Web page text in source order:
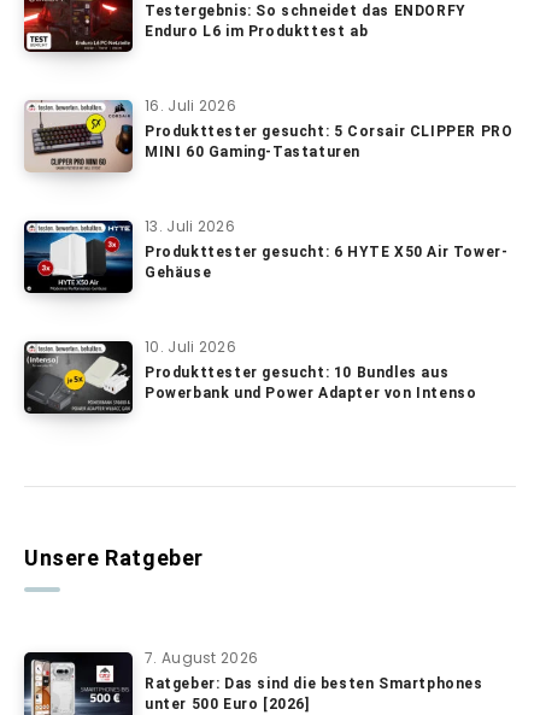
Testergebnis: So schneidet das ENDORFY
Enduro L6 im Produkttest ab
16. Juli 2026
Produkttester gesucht: 5 Corsair CLIPPER PRO
MINI 60 Gaming-Tastaturen
13. Juli 2026
Produkttester gesucht: 6 HYTE X50 Air Tower-
Gehäuse
10. Juli 2026
Produkttester gesucht: 10 Bundles aus
Powerbank und Power Adapter von Intenso
Unsere Ratgeber
7. August 2026
Ratgeber: Das sind die besten Smartphones
unter 500 Euro [2026]